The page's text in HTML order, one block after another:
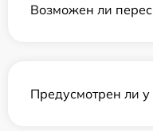
Возможен ли
Предусмотрен ли